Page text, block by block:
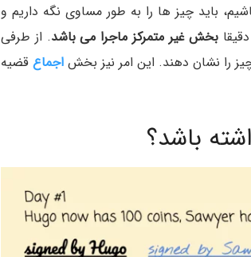
باید چیز ها را به طور مساوی نگه داریم و
بخش غیر متمرکز ماجرا می باشد. از طرفی
را نشان دهند. این امر نیز بخش اجماع قضیه
باشد؟